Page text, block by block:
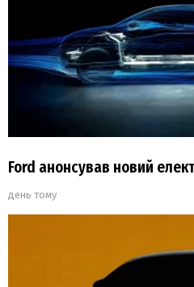
Ford анонсував новий
день тому